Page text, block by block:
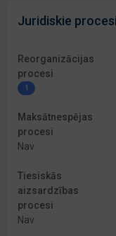
Juridiskie procesi
Reorganizācijas
procesi
1
Maksātnespējas
procesi
Nav
Tiesiskās
aizsardzības
procesi
Nav